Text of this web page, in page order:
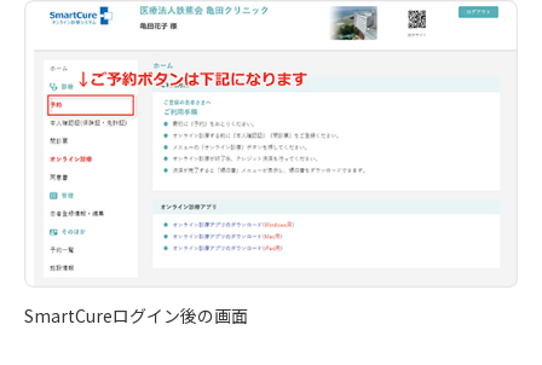
SmartCureログイン後の画面